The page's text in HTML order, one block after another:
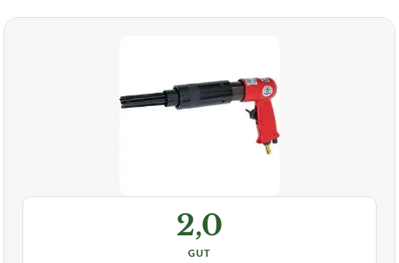
2,0
GUT